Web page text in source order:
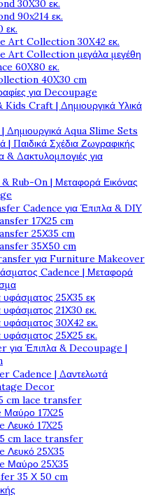
30X30 εκ.
90x214 εκ.
εκ.
Art Collection 30X42 εκ.
Art Collection μεγάλα μεγέθη
60X80 εκ.
40X30 cm
για Decoupage
Kids Craft | Δημιουργικά Υλικά
| Δημιουργικά Aqua Slime Sets
| Παιδικά Σχέδια Ζωγραφικής
& Δακτυλομπογιές για
Rub-On | Μεταφορά Εικόνας
Cadence για Έπιπλα & DIY
17Χ25 cm
25Χ35 cm
35Χ50 cm
για Furniture Makeover
Cadence | Μεταφορά
25Χ35 εκ
21Χ30 εκ.
30Χ42 εκ.
25Χ25 εκ.
για Έπιπλα & Decoupage |
Cadence | Δαντελωτά
Decor
cm lace transfer
Μαύρο 17X25
Λευκό 17X25
cm lace transfer
Λευκό 25X35
Μαύρο 25X35
35 Χ 50 cm